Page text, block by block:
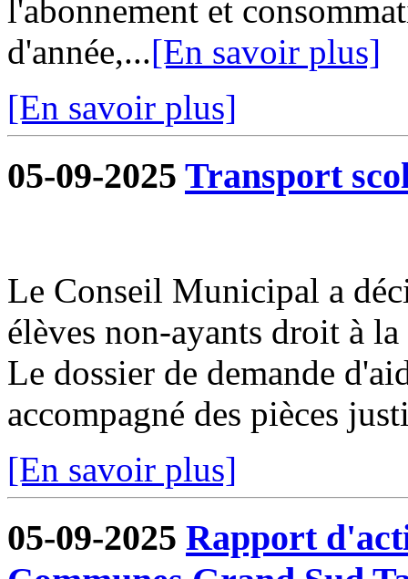
l'abonnement et
d'année,...[En savoir plus]
[En savoir plus]
05-09-2025 Transport
Le Conseil Municipal a
élèves non-ayants droit à
Le dossier de demande
accompagné des pièces
[En savoir plus]
05-09-2025 Rapport